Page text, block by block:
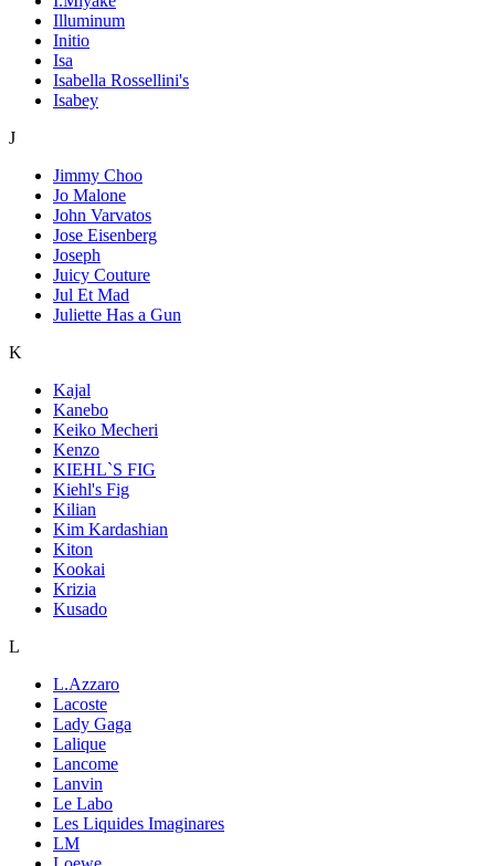
Illuminum
Initio
Isa
Isabella Rossellini's
Isabey
J
Jimmy Choo
Jo Malone
John Varvatos
Jose Eisenberg
Joseph
Juicy Couture
Jul Et Mad
Juliette Has a Gun
K
Kajal
Kanebo
Keiko Mecheri
Kenzo
KIEHL`S FIG
Kiehl's Fig
Kilian
Kim Kardashian
Kiton
Kookai
Krizia
Kusado
L
L.Azzaro
Lacoste
Lady Gaga
Lalique
Lancome
Lanvin
Le Labo
Les Liquides Imaginares
LM